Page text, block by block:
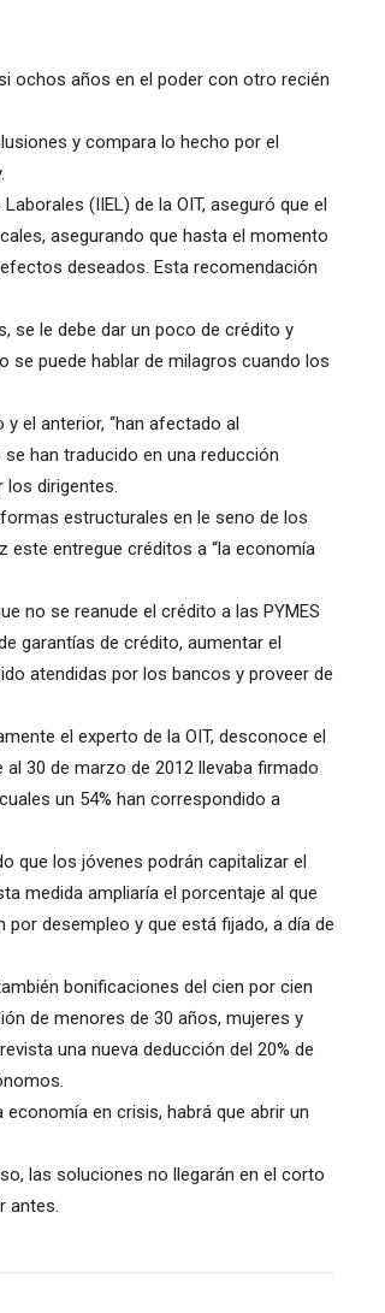
ochos años en el poder con otro recién
y compara lo hecho por el
(IIEL) de la OIT, aseguró que el
asegurando que hasta el momento
deseados. Esta recomendación
se le debe dar un poco de crédito y
se puede hablar de milagros cuando los
el anterior, “han afectado al
han traducido en una reducción
los dirigentes.
estructurales en le seno de los
este entregue créditos a “la economía
no se reanude el crédito a las PYMES
garantías de crédito, aumentar el
atendidas por los bancos y proveer de
el experto de la OIT, desconoce el
30 de marzo de 2012 llevaba firmado
un 54% han correspondido a
que los jóvenes podrán capitalizar el
medida ampliaría el porcentaje al que
desempleo y que está fijado, a día de
bonificaciones del cien por cien
de menores de 30 años, mujeres y
una nueva deducción del 20% de
en crisis, habrá que abrir un
las soluciones no llegarán en el corto
antes.